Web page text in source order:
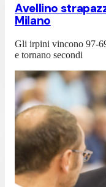
Avellino
Milano
Gli irpini vincono 97-
e tornano secondi